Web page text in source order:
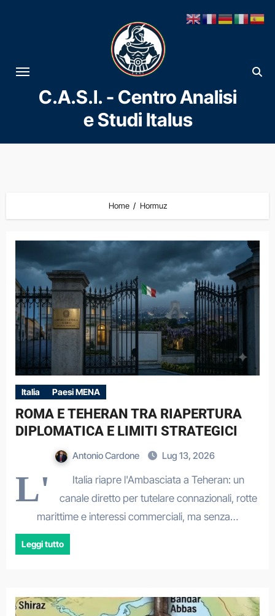
al
contenuto
C.A.S.I. - Centro Analisi
e Studi Italus
Home Hormuz
Italia Paesi MENA
ROMA E TEHERAN TRA RIAPERTURA
DIPLOMATICA E LIMITI STRATEGICI
Antonio Cardone Lug 13, 2026
L'
Italia riapre l'Ambasciata a Teheran: un
canale diretto per tutelare connazionali, rotte
marittime e interessi commerciali, ma senza…
Leggi tutto